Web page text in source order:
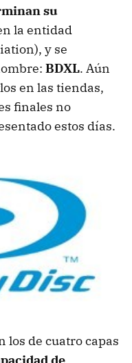
su
la entidad
y se
BDXL. Aún
en las tiendas,
finales no
estos días.
los de cuatro capas